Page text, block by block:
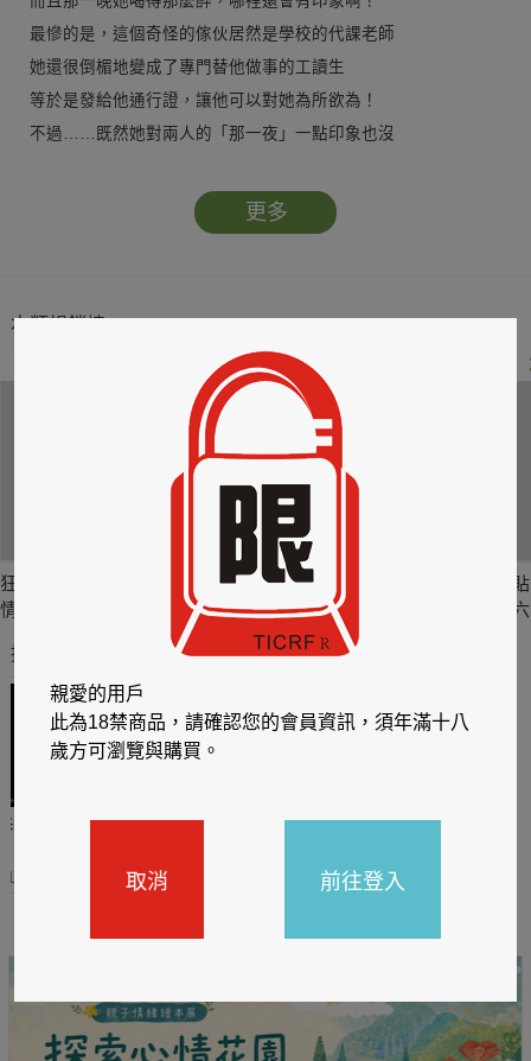
最慘的是，這個奇怪的傢伙居然是學校的代課老師
她還很倒楣地變成了專門替他做事的工讀生
等於是發給他通行證，讓他可以對她為所欲為！
不過……既然她對兩人的「那一夜」一點印象也沒
沒想到她這一試，從此就被這個男人纏得更緊
女王氣勢更是不敵他的忠狗攻勢，消失得乾乾淨淨──
更多
本類暢銷榜
狂肆情夫《情夫V.S
情婦 2》
柏捷頓家族系列
III：紳士的邀約【增
訂版】
六
推薦你買好東西
閱讀有禮，TCL平板送觸
2026/06/20 - 2026/08/31
TCL數位筆記本送月讀包1
2026/06/20 - 2026/08/31
親愛的用戶
此為18禁商品，請確認您的會員資訊，須年滿十八
歲方可瀏覽與購買。
取消 前往登入